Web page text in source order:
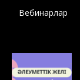
Вебинарлар